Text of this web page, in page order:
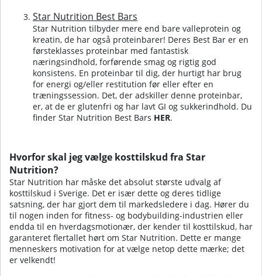
Star Nutrition Best Bars
Star Nutrition tilbyder mere end bare valleprotein og
kreatin, de har også proteinbarer! Deres Best Bar er en
førsteklasses proteinbar med fantastisk
næringsindhold, forførende smag og rigtig god
konsistens. En proteinbar til dig, der hurtigt har brug
for energi og/eller restitution før eller efter en
træningssession. Det, der adskiller denne proteinbar,
er, at de er glutenfri og har lavt GI og sukkerindhold. Du
finder Star Nutrition Best Bars HER.
Hvorfor skal jeg vælge kosttilskud fra Star
Nutrition?
Star Nutrition har måske det absolut største udvalg af
kosttilskud i Sverige. Det er især dette og deres tidlige
satsning, der har gjort dem til markedsledere i dag. Hører du
til nogen inden for fitness- og bodybuilding-industrien eller
endda til en hverdagsmotionær, der kender til kosttilskud, har
garanteret flertallet hørt om Star Nutrition. Dette er mange
menneskers motivation for at vælge netop dette mærke; det
er velkendt!